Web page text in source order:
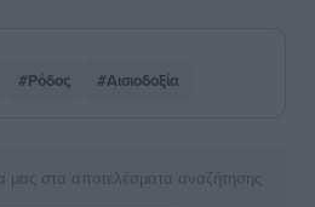
#Ρόδος #Αισιοδοξία
μας στα αποτελέσματα αναζήτησης